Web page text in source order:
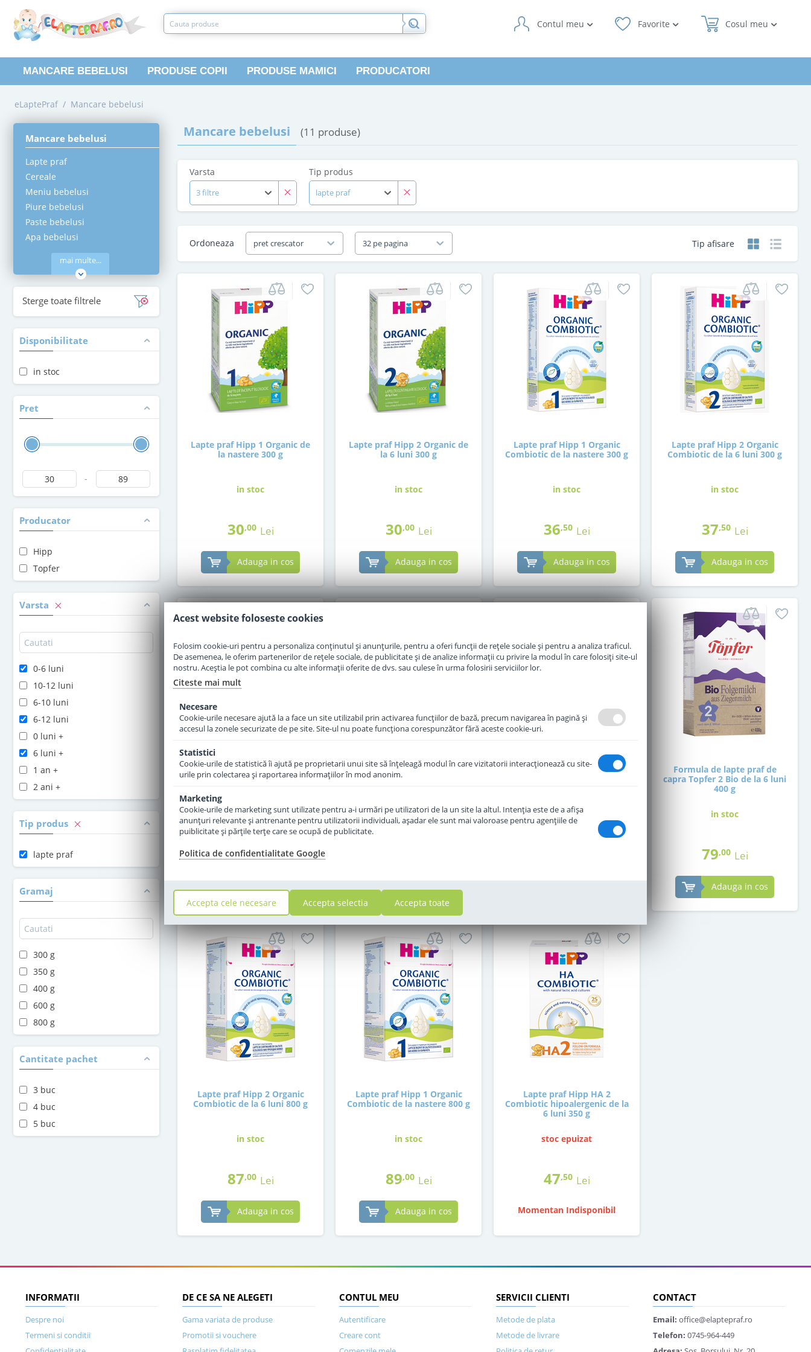
Cosul meu
Favorite
Contul meu
MANCARE BEBELUSI PRODUSE COPII PRODUSE MAMICI PRODUCATORI
eLaptePraf / Mancare bebelusi
Mancare bebelusi
Lapte praf
Cereale
Meniu bebelusi
Piure bebelusi
Paste bebelusi
Apa bebelusi
mai multe...
Sterge toate filtrele
Disponibilitate
in stoc
Pret
-
Producator
Hipp
Topfer
Varsta
0-6 luni
10-12 luni
6-10 luni
6-12 luni
0 luni +
6 luni +
1 an +
2 ani +
Tip produs
lapte praf
Gramaj
300 g
350 g
400 g
600 g
800 g
Cantitate pachet
3 buc
4 buc
5 buc
Mancare bebelusi (11 produse)
Varsta
3 filtre
Tip produs
lapte praf
Tip afisare
Ordoneaza pret crescator 32 pe pagina
Lapte praf Hipp 1 Organic de
la nastere 300 g
in stoc
30,00 Lei
Adauga in cos
Lapte praf Hipp 2 Organic de
la 6 luni 300 g
in stoc
30,00 Lei
Adauga in cos
Lapte praf Hipp 1 Organic
Combiotic de la nastere 300 g
in stoc
36,50 Lei
Adauga in cos
Lapte praf Hipp 2 Organic
Combiotic de la 6 luni 300 g
in stoc
37,50 Lei
Adauga in cos
Lapte praf Hipp HA 1
Combiotic hipoalergenic de la
in stoc
47,50 Lei
Formula de lapte praf Topfer
1 Bio de la nastere 600 g
in stoc
Formula de lapte praf de
in stoc
Formula de lapte praf de
capra Topfer 2 Bio de la 6 luni
400 g
in stoc
79,00 Lei
Adauga in cos
Lapte praf Hipp 2 Organic
Combiotic de la 6 luni 800 g
in stoc
87,00 Lei
Adauga in cos
Lapte praf Hipp 1 Organic
Combiotic de la nastere 800 g
in stoc
89,00 Lei
Adauga in cos
Lapte praf Hipp HA 2
Combiotic hipoalergenic de la
6 luni 350 g
stoc epuizat
47,50 Lei
Momentan Indisponibil
INFORMATII
Despre noi
Termeni si conditii
DE CE SA NE ALEGETI
Gama variata de produse
Promotii si vouchere
CONTUL MEU
Autentificare
Creare cont
SERVICII CLIENTI
Metode de plata
Metode de livrare
CONTACT
Email: office@elaptepraf.ro
Telefon: 0745-964-449
Acest website foloseste cookies
Folosim cookie-uri pentru a personaliza conținutul și anunțurile, pentru a oferi funcții de rețele sociale și pentru a analiza traficul.
De asemenea, le oferim partenerilor de rețele sociale, de publicitate și de analize informații cu privire la modul în care folosiți site-ul
nostru. Aceștia le pot combina cu alte informații oferite de dvs. sau culese în urma folosirii serviciilor lor.
Citeste mai mult
Necesare
Cookie-urile necesare ajută la a face un site utilizabil prin activarea funcţiilor de bază, precum navigarea în pagină şi
accesul la zonele securizate de pe site. Site-ul nu poate funcţiona corespunzător fără aceste cookie-uri.
Statistici
Cookie-urile de statistică îi ajută pe proprietarii unui site să înţeleagă modul în care vizitatorii interacţionează cu site-
urile prin colectarea şi raportarea informaţiilor în mod anonim.
Marketing
Cookie-urile de marketing sunt utilizate pentru a-i urmări pe utilizatori de la un site la altul. Intenţia este de a afişa
anunţuri relevante şi antrenante pentru utilizatorii individuali, aşadar ele sunt mai valoroase pentru agenţiile de
puiblicitate şi părţile terţe care se ocupă de publicitate.
Politica de confidentialitate Google
Accepta cele necesare Accepta selectia Accepta toate